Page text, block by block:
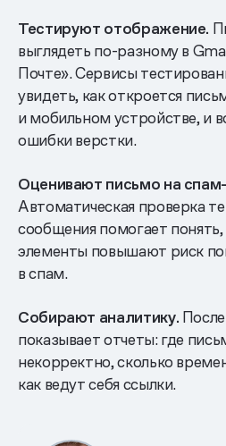
Тестируют отображение.
выглядеть по-разному в
Почте». Сервисы
увидеть, как откроется
и мобильном устройстве, и
ошибки верстки.
Оценивают письмо на
Автоматическая проверка
сообщения помогает понять,
элементы повышают риск
в спам.
Собирают аналитику.
показывает отчеты: где
некорректно, сколько
как ведут себя ссылки.